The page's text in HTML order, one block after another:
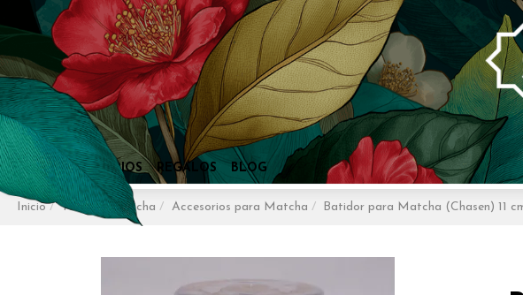
Inicio Tés Té Matcha Accesorios para Matcha Batidor para Matcha (Chasen) 11